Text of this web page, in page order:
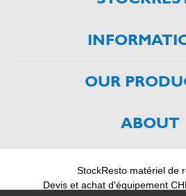
OUR
ABOUT
StockResto matériel de
Devis et achat d'équipement